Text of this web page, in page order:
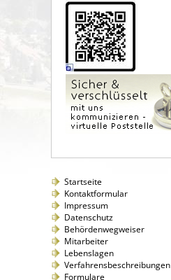
Startseite
Kontaktformular
Impressum
Datenschutz
Behördenwegweiser
Mitarbeiter
Lebenslagen
Verfahrensbeschreibungen
Formulare